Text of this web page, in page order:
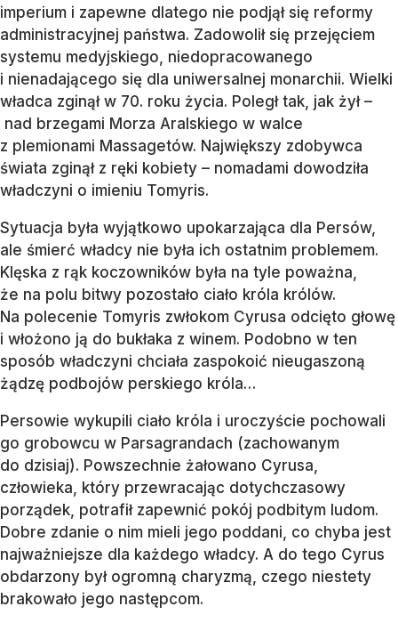
imperium i zapewne dlatego nie podjął się reformy
administracyjnej państwa. Zadowolił się przejęciem
systemu medyjskiego, niedopracowanego
i nienadającego się dla uniwersalnej monarchii. Wielki
władca zginął w 70. roku życia. Poległ tak, jak żył –
nad brzegami Morza Aralskiego w walce
z plemionami Massagetów. Największy zdobywca
świata zginął z ręki kobiety – nomadami dowodziła
władczyni o imieniu Tomyris.
Sytuacja była wyjątkowo upokarzająca dla Persów,
ale śmierć władcy nie była ich ostatnim problemem.
Klęska z rąk koczowników była na tyle poważna,
że na polu bitwy pozostało ciało króla królów.
Na polecenie Tomyris zwłokom Cyrusa odcięto głowę
i włożono ją do bukłaka z winem. Podobno w ten
sposób władczyni chciała zaspokoić nieugaszoną
żądzę podbojów perskiego króla…
Persowie wykupili ciało króla i uroczyście pochowali
go grobowcu w Parsagrandach (zachowanym
do dzisiaj). Powszechnie żałowano Cyrusa,
człowieka, który przewracając dotychczasowy
porządek, potrafił zapewnić pokój podbitym ludom.
Dobre zdanie o nim mieli jego poddani, co chyba jest
najważniejsze dla każdego władcy. A do tego Cyrus
obdarzony był ogromną charyzmą, czego niestety
brakowało jego następcom.